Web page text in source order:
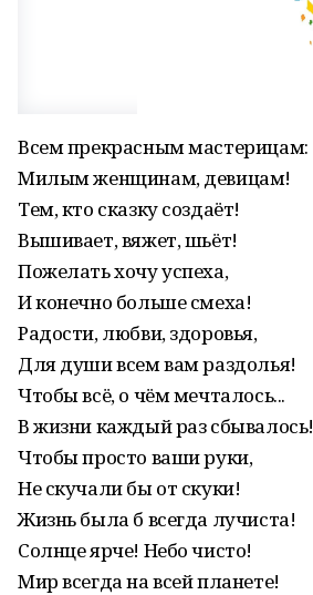
Всем прекрасным мастерицам:
Милым женщинам, девицам!
Тем, кто сказку создаёт!
Вышивает, вяжет, шьёт!
Пожелать хочу успеха,
И конечно больше смеха!
Радости, любви, здоровья,
Для души всем вам раздолья!
Чтобы всё, о чём мечталось...
В жизни каждый раз сбывалось!
Чтобы просто ваши руки,
Не скучали бы от скуки!
Жизнь была б всегда лучиста!
Солнце ярче! Небо чисто!
Мир всегда на всей планете!